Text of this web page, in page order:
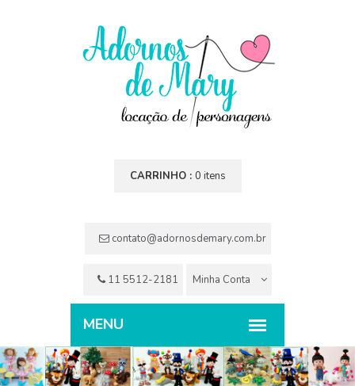
CARRINHO : 0 itens
contato@adornosdemary.com.br
11 5512-2181 Minha Conta